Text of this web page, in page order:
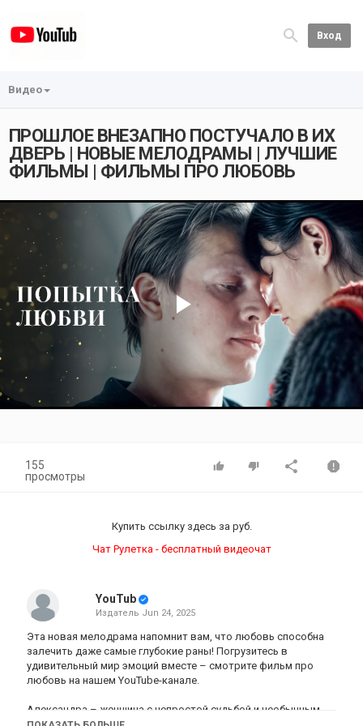
Вход
Видео
ПРОШЛОЕ ВНЕЗАПНО ПОСТУЧАЛО В ИХ
ДВЕРЬ | НОВЫЕ МЕЛОДРАМЫ | ЛУЧШИЕ
ФИЛЬМЫ | ФИЛЬМЫ ПРО ЛЮБОВЬ
Play
Video
155
просмотры
Купить ссылку здесь за руб.
Чат Рулетка - бесплатный видеочат
YouTub
Издатель Jun 24, 2025
Эта новая мелодрама напомнит вам, что любовь способна
залечить даже самые глубокие раны! Погрузитесь в
удивительный мир эмоций вместе – смотрите фильм про
любовь на нашем YouTube-канале.
Александра – женщина с непростой судьбой и необычным